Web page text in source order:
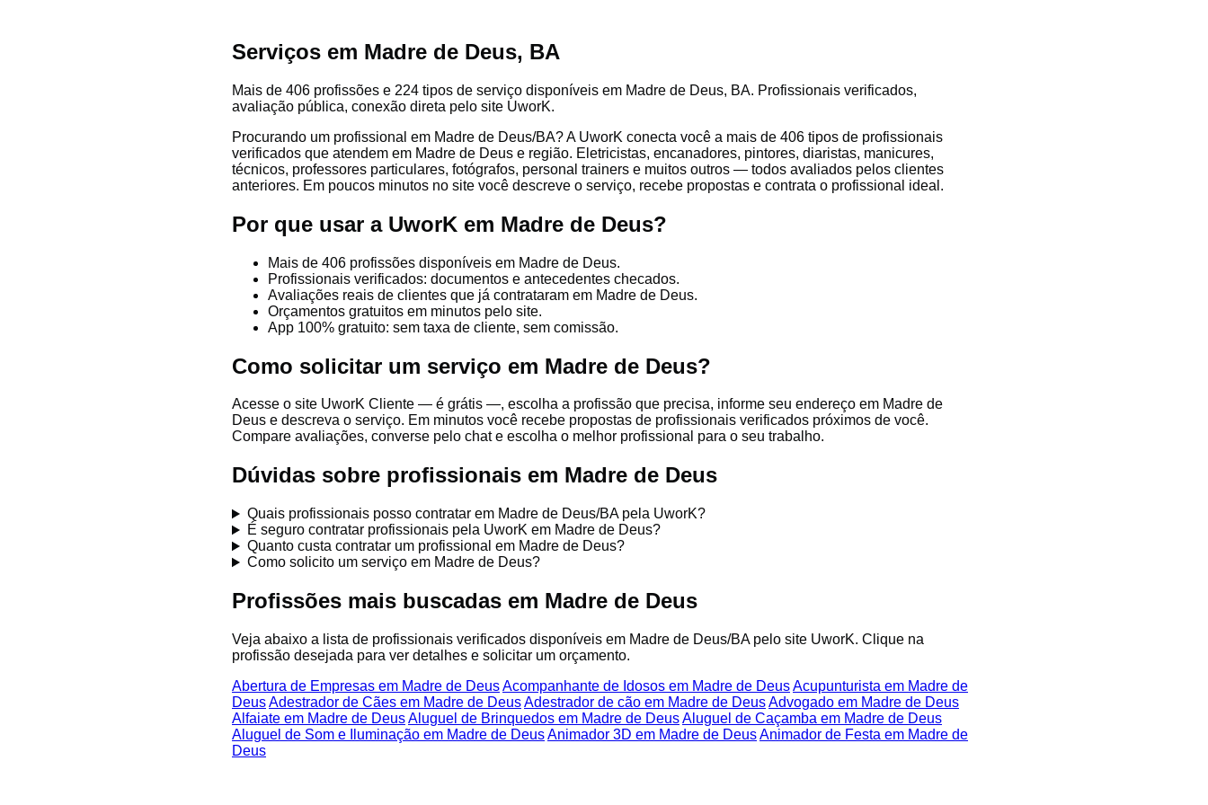
Serviços em Madre de Deus, BA
Mais de 406 profissões e 224 tipos de serviço disponíveis em Madre de Deus, BA. Profissionais verificados,
avaliação pública, conexão direta pelo site UworK.
Procurando um profissional em Madre de Deus/BA? A UworK conecta você a mais de 406 tipos de profissionais
verificados que atendem em Madre de Deus e região. Eletricistas, encanadores, pintores, diaristas, manicures,
técnicos, professores particulares, fotógrafos, personal trainers e muitos outros — todos avaliados pelos clientes
anteriores. Em poucos minutos no site você descreve o serviço, recebe propostas e contrata o profissional ideal.
Por que usar a UworK em Madre de Deus?
Mais de 406 profissões disponíveis em Madre de Deus.
Profissionais verificados: documentos e antecedentes checados.
Avaliações reais de clientes que já contrataram em Madre de Deus.
Orçamentos gratuitos em minutos pelo site.
App 100% gratuito: sem taxa de cliente, sem comissão.
Como solicitar um serviço em Madre de Deus?
Acesse o site UworK Cliente — é grátis —, escolha a profissão que precisa, informe seu endereço em Madre de
Deus e descreva o serviço. Em minutos você recebe propostas de profissionais verificados próximos de você.
Compare avaliações, converse pelo chat e escolha o melhor profissional para o seu trabalho.
Dúvidas sobre profissionais em Madre de Deus
Quais profissionais posso contratar em Madre de Deus/BA pela UworK?
É seguro contratar profissionais pela UworK em Madre de Deus?
Quanto custa contratar um profissional em Madre de Deus?
Como solicito um serviço em Madre de Deus?
Profissões mais buscadas em Madre de Deus
Veja abaixo a lista de profissionais verificados disponíveis em Madre de Deus/BA pelo site UworK. Clique na
profissão desejada para ver detalhes e solicitar um orçamento.
Abertura de Empresas em Madre de DeusAcompanhante de Idosos em Madre de DeusAcupunturista em Madre de
DeusAdestrador de Cães em Madre de DeusAdestrador de cão em Madre de DeusAdvogado em Madre de Deus
Alfaiate em Madre de DeusAluguel de Brinquedos em Madre de DeusAluguel de Caçamba em Madre de Deus
Aluguel de Som e Iluminação em Madre de DeusAnimador 3D em Madre de DeusAnimador de Festa em Madre de
Deus